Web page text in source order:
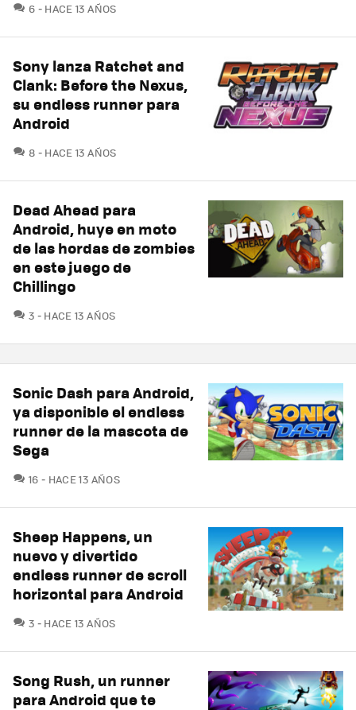
6 COMENTARIOS
HACE 13 AÑOS
Sony lanza Ratchet and
Clank: Before the Nexus,
su endless runner para
Android
8 COMENTARIOS
HACE 13 AÑOS
Dead Ahead para
Android, huye en moto
de las hordas de zombies
en este juego de
Chillingo
3 COMENTARIOS
HACE 13 AÑOS
Sonic Dash para Android,
ya disponible el endless
runner de la mascota de
Sega
16 COMENTARIOS
HACE 13 AÑOS
Sheep Happens, un
nuevo y divertido
endless runner de scroll
horizontal para Android
3 COMENTARIOS
HACE 13 AÑOS
Song Rush, un runner
para Android que te